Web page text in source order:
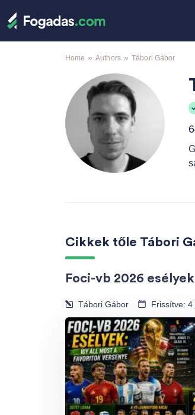
Home » Authors » Tábori Gábor
Cikkek tőle Tábori
Foci-vb 2026
Tábori Gábor Frissítve: 4